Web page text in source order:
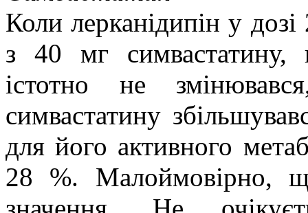
Коли лерканідипін у
з 40 мг симвастатину,
істотно не
симвастатину
для його активного
28 %. Малоймовірно,